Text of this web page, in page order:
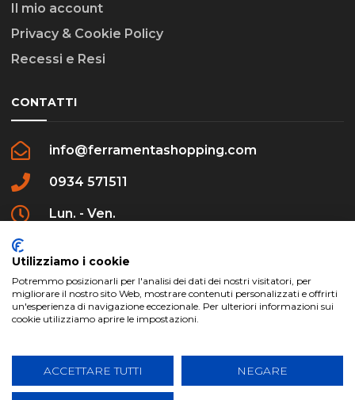
Il mio account
Privacy & Cookie Policy
Recessi e Resi
CONTATTI
info@ferramentashopping.com
0934 571511
Lun. - Ven.
Creative Agency | All Rights Reserved.
Utilizziamo i cookie
Potremmo posizionarli per l'analisi dei dati dei nostri visitatori, per
migliorare il nostro sito Web, mostrare contenuti personalizzati e offrirti
un'esperienza di navigazione eccezionale. Per ulteriori informazioni sui
cookie utilizziamo aprire le impostazioni.
ACCETTARE TUTTI NEGARE